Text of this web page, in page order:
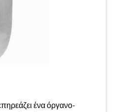
ένα όργανο-